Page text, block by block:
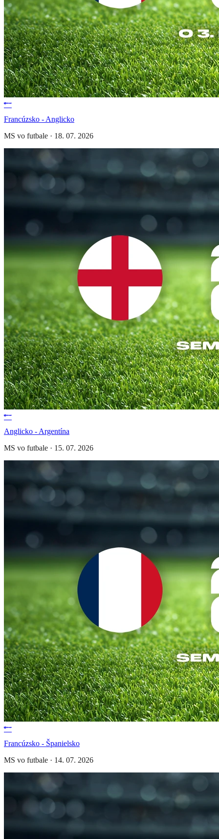
Francúzsko - Anglicko
MS vo futbale · 18. 07. 2026
Anglicko - Argentína
MS vo futbale · 15. 07. 2026
Francúzsko - Španielsko
MS vo futbale · 14. 07. 2026